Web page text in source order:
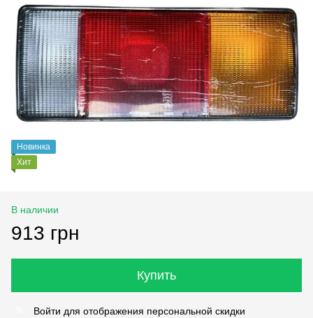
Новинка
Хит
В наличии
913 грн
Купить
Войти для отображения персональной скидки